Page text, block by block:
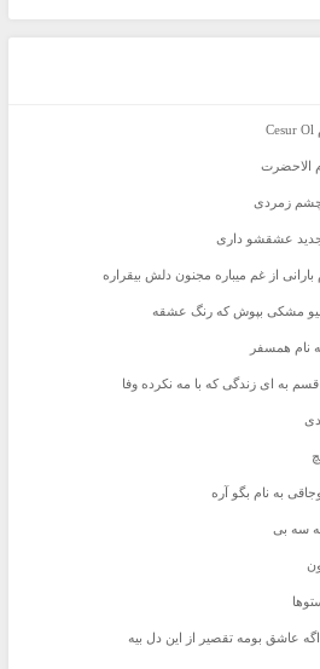
الاحضرت
چشم زمردی
جدید عشقشو داری
بارانی از غم میباره مجنون دلش بیقراره
بیو مشکی بپوش که رنگ عشقه
نام همسفر
به ای زندگی که با مه نکرده وفا
به نام بگو آره
سه بی
عاشق بومه تقصیر از این دل بیه